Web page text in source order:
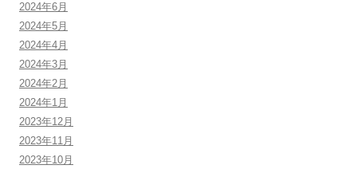
2024年6月
2024年5月
2024年4月
2024年3月
2024年2月
2024年1月
2023年12月
2023年11月
2023年10月